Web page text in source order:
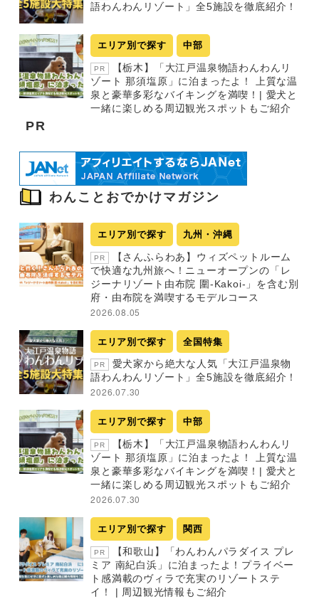
語わんわんリゾート」全5施設を徹底紹介！
エリア別で探す 中部
PR
【栃木】「大江戸温泉物語わんわんリ
ゾート 那須塩原」に泊まったよ！ 上質な温
泉と豪華多彩なバイキングを満喫！| 愛犬と
一緒に楽しめる周辺観光スポットもご紹介
PR
わんことおでかけマガジン
エリア別で探す 九州・沖縄
PR
【さんふらわあ】ウィズペットルーム
で快適な九州旅へ！ニューオープンの「レ
ジーナリゾート由布院 圍-Kakoi-」を含む別
府・由布院を満喫するモデルコース
2026.08.05
エリア別で探す 全国特集
PR
愛犬家から絶大な人気「大江戸温泉物
語わんわんリゾート」全5施設を徹底紹介！
2026.07.30
エリア別で探す 中部
PR
【栃木】「大江戸温泉物語わんわんリ
ゾート 那須塩原」に泊まったよ！ 上質な温
泉と豪華多彩なバイキングを満喫！| 愛犬と
一緒に楽しめる周辺観光スポットもご紹介
2026.07.30
エリア別で探す 関西
PR
【和歌山】「わんわんパラダイス プレ
ミア 南紀白浜」に泊まったよ！プライベー
ト感満載のヴィラで充実のリゾートステ
イ！ | 周辺観光情報もご紹介